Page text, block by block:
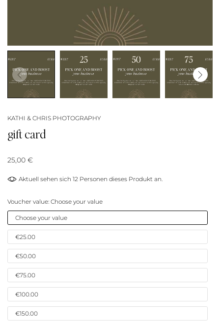
KATHI & CHRIS PHOTOGRAPHY
gift card
25,00 €
Aktuell sehen sich 12 Personen dieses Produkt an.
Voucher value: Choose your value
Choose your value
€25.00
€50.00
€75.00
€100.00
€150.00